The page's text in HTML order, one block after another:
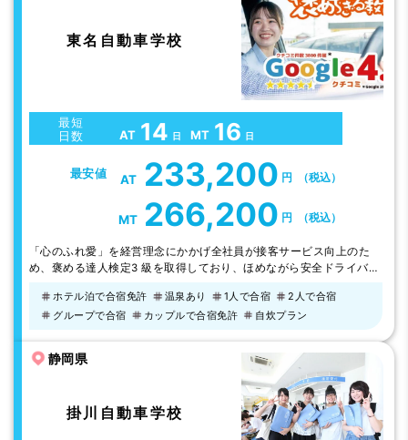
東名自動車学校
最短
日数
AT 14 日 MT 16 日
最安値 AT 233,200 円 （税込）
MT 266,200 円 （税込）
「心のふれ愛」を経営理念にかかげ全社員が接客サービス向上のた
め、褒める達人検定3 級を取得しており、ほめながら安全ドライバー
だける環境づくり（ハード面・ソフト面の充実）に平素から努力して
おります。 お客様の不安をいち早く解消して、安心して教習に専念
り進むようお手伝いさせて頂い…
ホテル泊で合宿免許 温泉あり 1人で合宿
2人で合宿
グループで合宿
カップルで合宿免許 自炊プラン
静岡県
掛川自動車学校